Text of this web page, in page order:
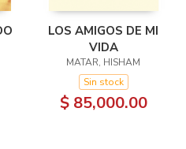
LOS AMIGOS DE MI
VIDA
MATAR, HISHAM
Sin stock
$ 85,000.00